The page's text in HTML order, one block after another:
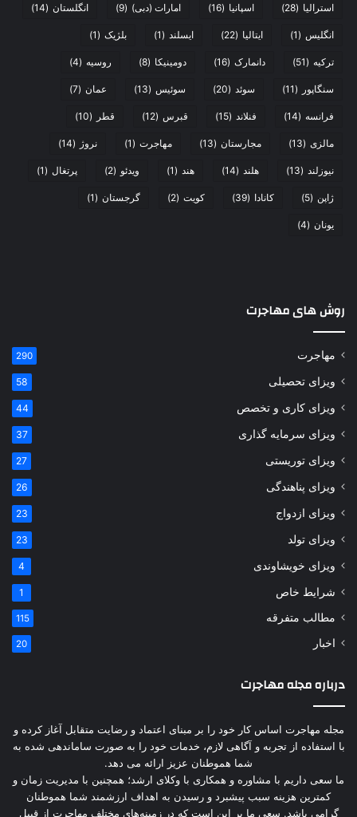
استرالیا (28) اسپانیا (16) امارات (دبی) (9) انگلستان (14)
انگلیس (1) ایتالیا (22) ایسلند (1) بلژیک (1)
ترکیه (51) دانمارک (16) دومینیکا (8) روسیه (4)
سنگاپور (11) سوئد (20) سوئیس (13) عمان (7)
فرانسه (14) فنلاند (15) قبرس (12) قطر (10)
مالزی (13) مجارستان (13) مهاجرت (1) نروژ (14)
نیوزلند (13) هلند (14) هند (1) ویدئو (2) پرتغال (1)
ژاپن (5) کانادا (39) کویت (2) گرجستان (1)
یونان (4)
روش های مهاجرت
مهاجرت 290
ویزای تحصیلی 58
ویزای کاری و تخصص 44
ویزای سرمایه گذاری 37
ویزای توریستی 27
ویزای پناهندگی 26
ویزای ازدواج 23
ویزای تولد 23
ویزای خویشاوندی 4
شرایط خاص 1
مطالب متفرقه 115
اخبار 20
درباره مجله مهاجرت
مجله مهاجرت اساس کار خود را بر مبنای اعتماد و رضایت متقابل آغاز کرده و
با استفاده از تجربه و آگاهی لازم، خدمات خود را به صورت ساماندهی شده به
شما هموطنان عزیز ارائه می دهد.
ما سعی داریم با مشاوره و همکاری با وکلای ارشد؛ همچنین با مدیریت زمان و
کمترین هزینه سبب پیشبرد و رسیدن به اهداف ارزشمند شما هموطنان
گرامی باشد. سعی ما بر این است که در زمینه‌های مختلف مهاجرت از قبیل